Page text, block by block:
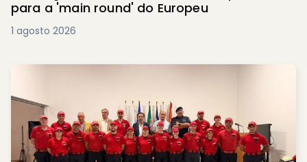
para a 'main round' do Europeu
1 agosto 2026